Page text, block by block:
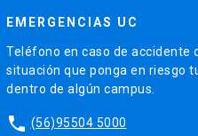
EMERGENCIAS UC
Teléfono en caso de accidente
situación que ponga en riesgo
dentro de algún campus.
phone (56)95504 5000